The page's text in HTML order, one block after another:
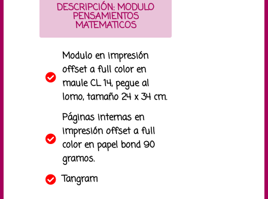
DESCRIPCIÓN: MODULO
PENSAMIENTOS
MATEMATICOS
Modulo en impresión
offset a full color en
maule CL 14, pegue al
lomo, tamaño 24 x 34 cm.
Páginas internas en
impresión offset a full
color en papel bond 90
gramos.
Tangram